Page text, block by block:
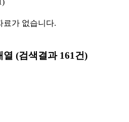
료가 없습니다.
열 (검색결과 161건)